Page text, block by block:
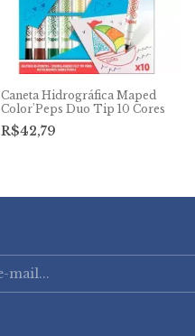
Caneta Hidrográfica Maped
Color'Peps Duo Tip 10 Cores
R$42,79